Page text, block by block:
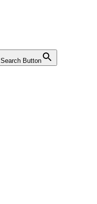
Search Button